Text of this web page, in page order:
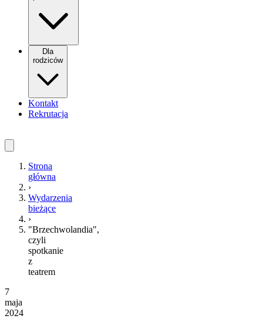
Dla
rodziców
Kontakt
Rekrutacja
Strona
główna
›
Wydarzenia
bieżące
›
"Brzechwolandia",
czyli
spotkanie
z
teatrem
7
maja
2024